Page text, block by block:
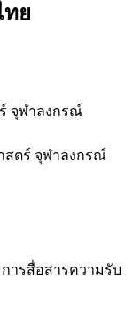
ทย
จุฬาลงกรณ์
สตร์ จุฬาลงกรณ์
ารสื่อสารความรับ